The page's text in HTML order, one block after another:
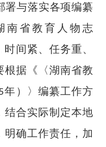
署与落实各项编纂
南省教育人物志
间紧、任务重、
根据 《〈湖南省教
年）〉编纂工作方
结合实际制定本地
明确工作责任，加